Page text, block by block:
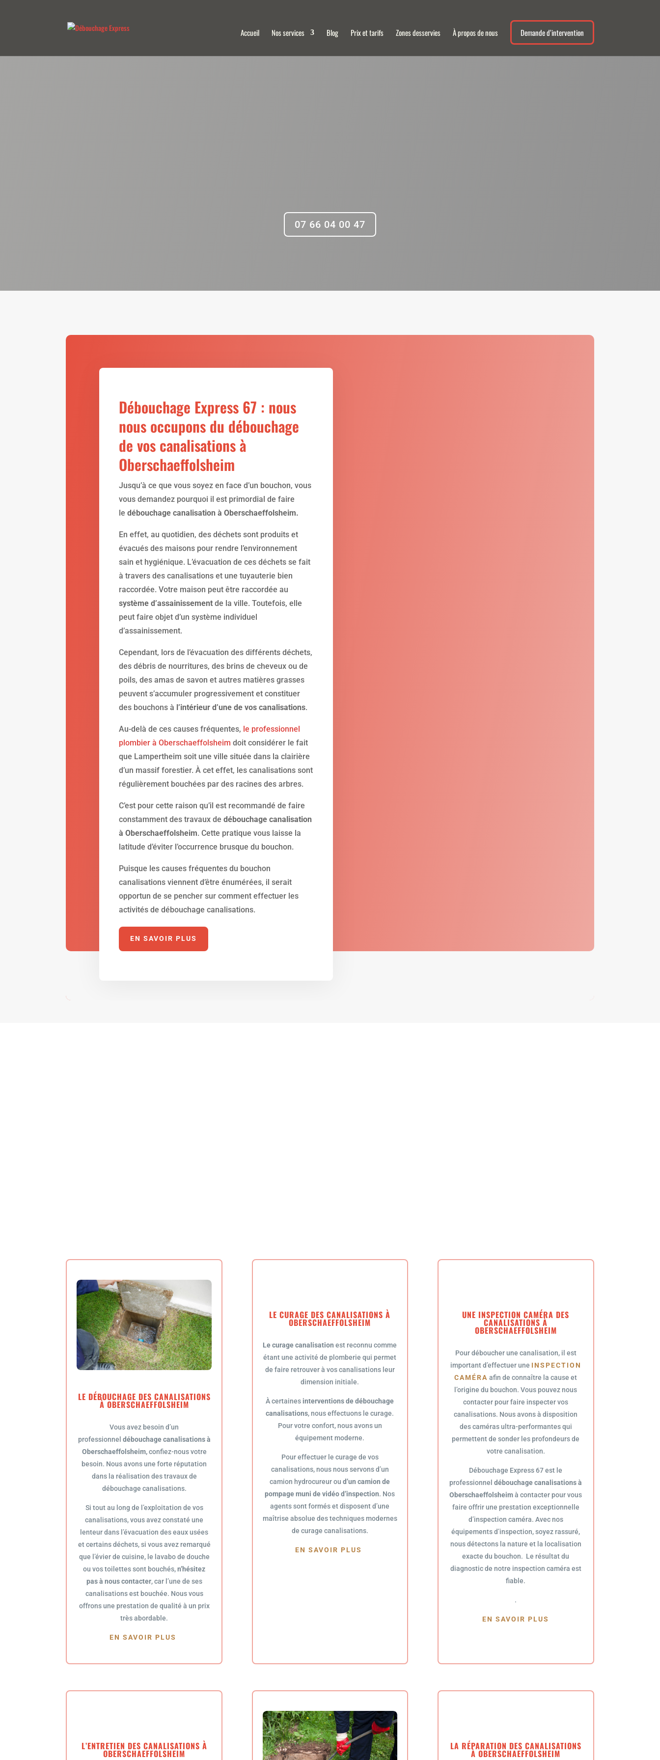
Accueil Nos services Blog Prix et tarifs Zones desservies À propos de nous Demande d’intervention
07 66 04 00 47
Débouchage Express 67 : nous
nous occupons du débouchage
de vos canalisations à
Oberschaeffolsheim
Jusqu’à ce que vous soyez en face d’un bouchon, vous
vous demandez pourquoi il est primordial de faire
le débouchage canalisation à Oberschaeffolsheim.
En effet, au quotidien, des déchets sont produits et
évacués des maisons pour rendre l’environnement
sain et hygiénique. L’évacuation de ces déchets se fait
à travers des canalisations et une tuyauterie bien
raccordée. Votre maison peut être raccordée au
système d’assainissementde la ville. Toutefois, elle
peut faire objet d’un système individuel
d’assainissement.
Cependant, lors de l’évacuation des différents déchets,
des débris de nourritures, des brins de cheveux ou de
poils, des amas de savon et autres matières grasses
peuvent s’accumuler progressivement et constituer
des bouchons à l’intérieur d’une de vos canalisations.
Au-delà de ces causes fréquentes, le professionnel
plombier à Oberschaeffolsheim doit considérer le fait
que Lampertheim soit une ville située dans la clairière
d’un massif forestier. À cet effet, les canalisations sont
régulièrement bouchées par des racines des arbres.
C’est pour cette raison qu’il est recommandé de faire
constamment des travaux de débouchage canalisation
à Oberschaeffolsheim. Cette pratique vous laisse la
latitude d’éviter l’occurrence brusque du bouchon.
Puisque les causes fréquentes du bouchon
canalisations viennent d’être énumérées, il serait
opportun de se pencher sur comment effectuer les
activités de débouchage canalisations.
EN SAVOIR PLUS
LE DÉBOUCHAGE DES CANALISATIONS
À OBERSCHAEFFOLSHEIM
Vous avez besoin d’un
professionnel débouchage canalisations à
Oberschaeffolsheim,confiez-nous votre
besoin. Nous avons une forte réputation
dans la réalisation des travaux de
débouchage canalisations.
Si tout au long de l’exploitation de vos
canalisations, vous avez constaté une
lenteur dans l’évacuation des eaux usées
et certains déchets, si vous avez remarqué
que l’évier de cuisine, le lavabo de douche
ou vos toilettes sont bouchés,n’hésitez
pas à nous contacter, car l’une de ses
canalisations est bouchée. Nous vous
offrons une prestation de qualité à un prix
très abordable.
EN SAVOIR PLUS
LE CURAGE DES CANALISATIONS À
OBERSCHAEFFOLSHEIM
Le curage canalisation est reconnu comme
étant une activité de plomberie qui permet
de faire retrouver à vos canalisations leur
dimension initiale.
À certaines interventions de débouchage
canalisations, nous effectuons le curage.
Pour votre confort, nous avons un
équipement moderne.
Pour effectuer le curage de vos
canalisations, nous nous servons d’un
camion hydrocureur oud’un camion de
pompage muni de vidéo d’inspection. Nos
agents sont formés et disposent d’une
maîtrise absolue des techniques modernes
de curage canalisations.
EN SAVOIR PLUS
UNE INSPECTION CAMÉRA DES
CANALISATIONS À
OBERSCHAEFFOLSHEIM
Pour déboucher une canalisation, il est
important d’effectuer une INSPECTION
CAMÉRA afin de connaître la cause et
l’origine du bouchon. Vous pouvez nous
contacter pour faire inspecter vos
canalisations. Nous avons à disposition
des caméras ultra-performantes qui
permettent de sonder les profondeurs de
votre canalisation.
Débouchage Express 67 est le
professionneldébouchage canalisations à
Oberschaeffolsheimà contacter pour vous
faire offrir une prestation exceptionnelle
d’inspection caméra. Avec nos
équipements d’inspection, soyez rassuré,
nous détectons la nature et la localisation
exacte du bouchon. Le résultat du
diagnostic de notre inspection caméra est
fiable.
.
EN SAVOIR PLUS
L’ENTRETIEN DES CANALISATIONS À
OBERSCHAEFFOLSHEIM
LA RÉPARATION DES CANALISATIONS
À OBERSCHAEFFOLSHEIM